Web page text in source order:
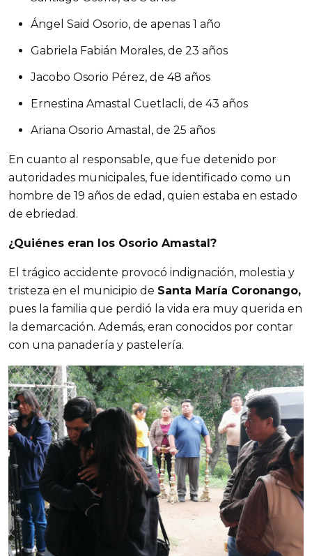
Ángel Said Osorio, de apenas 1 año
Gabriela Fabián Morales, de 23 años
Jacobo Osorio Pérez, de 48 años
Ernestina Amastal Cuetlacli, de 43 años
Ariana Osorio Amastal, de 25 años
En cuanto al responsable, que fue detenido por
autoridades municipales, fue identificado como un
hombre de 19 años de edad, quien estaba en estado
de ebriedad.
¿Quiénes eran los Osorio Amastal?
El trágico accidente provocó indignación, molestia y
tristeza en el municipio de
pues la familia que perdió la vida era muy querida en
la demarcación. Además, eran conocidos por contar
con una panadería y pastelería.